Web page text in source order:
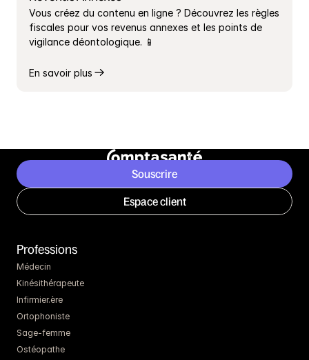
Vous créez du contenu en ligne ? Découvrez les règles
fiscales pour vos revenus annexes et les points de
vigilance déontologique. 📱
En savoir plus
Souscrire
Espace client
Professions
Médecin
Kinésithérapeute
Infirmier.ère
Ortophoniste
Sage-femme
Ostéopathe